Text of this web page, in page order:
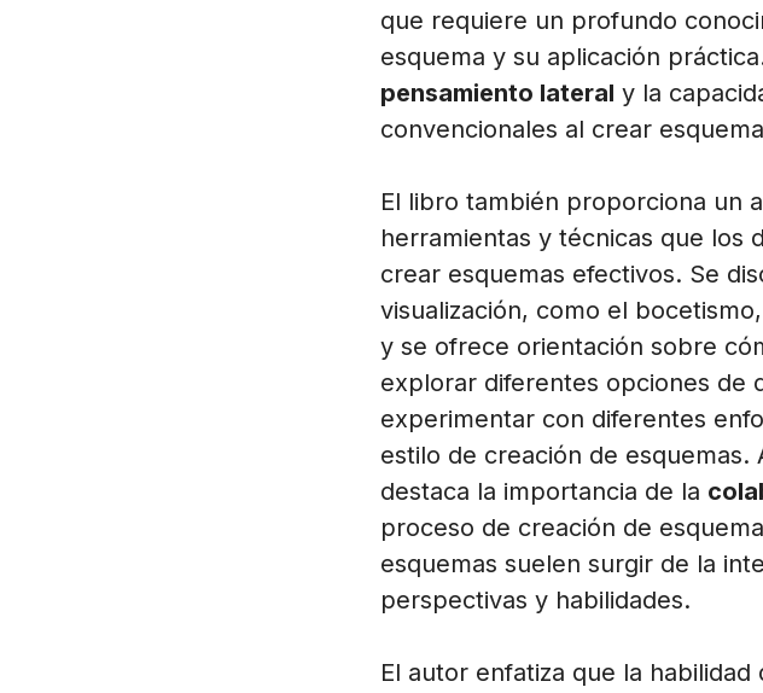
que requiere un profundo
esquema y su aplicación
pensamiento lateral y la
convencionales al crear
El libro también proporciona un
herramientas y técnicas que los
crear esquemas efectivos. Se
visualización, como el
y se ofrece orientación sobre
explorar diferentes opciones de
experimentar con diferentes
estilo de creación de esquemas.
destaca la importancia de la
proceso de creación de
esquemas suelen surgir de la
perspectivas y habilidades.
El autor enfatiza que la